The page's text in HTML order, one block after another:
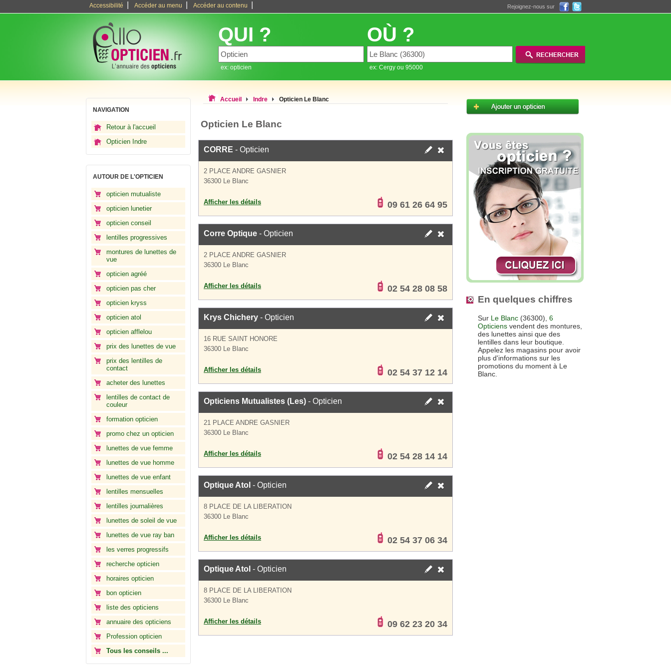
Accessibilité Accéder au menu Accéder au contenu Rejoignez-nous sur
QUI ?
ex: opticien
OÙ ?
ex: Cergy ou 95000
NAVIGATION
Retour à l'accueil
Opticien Indre
AUTOUR DE L'OPTICIEN
opticien mutualiste
opticien lunetier
opticien conseil
lentilles progressives
montures de lunettes de
vue
opticien agréé
opticien pas cher
opticien kryss
opticien atol
opticien afflelou
prix des lunettes de vue
prix des lentilles de
contact
acheter des lunettes
lentilles de contact de
couleur
formation opticien
promo chez un opticien
lunettes de vue femme
lunettes de vue homme
lunettes de vue enfant
lentilles mensuelles
lentilles journalières
lunettes de soleil de vue
lunettes de vue ray ban
les verres progressifs
recherche opticien
horaires opticien
bon opticien
liste des opticiens
annuaire des opticiens
Profession opticien
Tous les conseils ...
Accueil Indre Opticien Le Blanc
Opticien Le Blanc
CORRE - Opticien
2 PLACE ANDRE GASNIER
36300 Le Blanc
Afficher les détails 09 61 26 64 95
Corre Optique - Opticien
2 PLACE ANDRE GASNIER
36300 Le Blanc
Afficher les détails 02 54 28 08 58
Krys Chichery - Opticien
16 RUE SAINT HONORE
36300 Le Blanc
Afficher les détails 02 54 37 12 14
Opticiens Mutualistes (Les) - Opticien
21 PLACE ANDRE GASNIER
36300 Le Blanc
Afficher les détails 02 54 28 14 14
Optique Atol - Opticien
8 PLACE DE LA LIBERATION
36300 Le Blanc
Afficher les détails 02 54 37 06 34
Optique Atol - Opticien
8 PLACE DE LA LIBERATION
36300 Le Blanc
Afficher les détails 09 62 23 20 34
En quelques chiffres
Sur Le Blanc (36300), 6
Opticiens vendent des montures,
des lunettes ainsi que des
lentilles dans leur boutique.
Appelez les magasins pour avoir
plus d'informations sur les
promotions du moment à Le
Blanc.